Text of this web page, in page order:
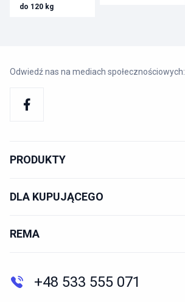
do 120 kg
Odwiedź nas na mediach społecznościowych:
+48 533 555 071
PRODUKTY
DLA KUPUJĄCEGO
REMA